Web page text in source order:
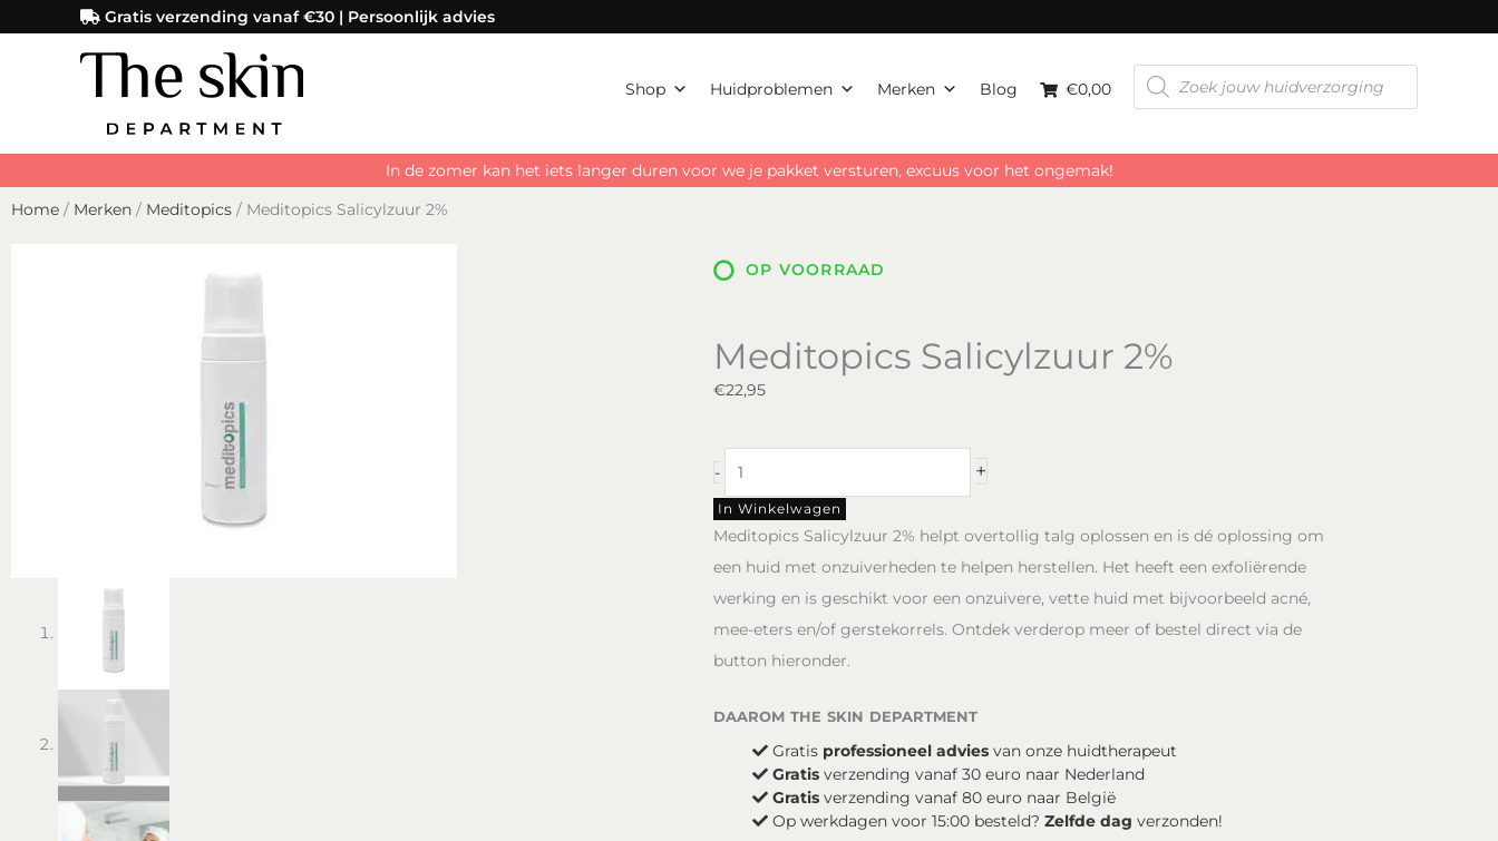
naar
Gratis verzending vanaf €30 | Persoonlijk advies
Shop Huidproblemen Merken Blog €0,00
Producten
zoeken
In de zomer kan het iets langer duren voor we je pakket versturen, excuus voor het ongemak!
Home / Merken / Meditopics / Meditopics Salicylzuur 2%
OP VOORRAAD
Meditopics Salicylzuur 2%
€22,95
-
Salicylzuur
2%
aantal
+
In Winkelwagen
Meditopics Salicylzuur 2% helpt overtollig talg oplossen en is dé oplossing om
een huid met onzuiverheden te helpen herstellen. Het heeft een exfoliërende
werking en is geschikt voor een onzuivere, vette huid met bijvoorbeeld acné,
mee-eters en/of gerstekorrels. Ontdek verderop meer of bestel direct via de
button hieronder.
daarom the skin department
Gratis professioneel advies van onze huidtherapeut
Gratis verzending vanaf 30 euro naar Nederland
Gratis verzending vanaf 80 euro naar België
Op werkdagen voor 15:00 besteld? Zelfde dag verzonden!